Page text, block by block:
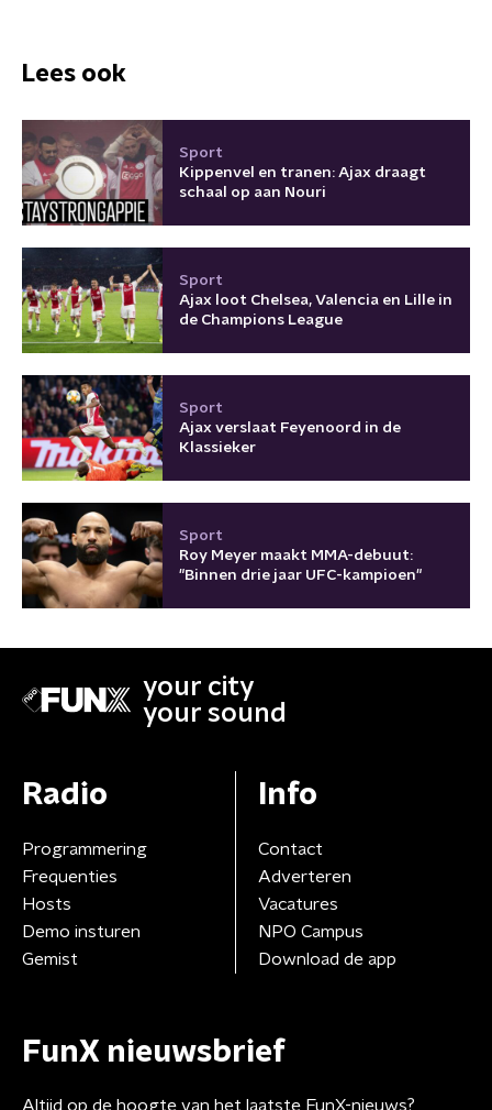
Lees ook
Sport
Kippenvel en tranen: Ajax draagt
schaal op aan Nouri
Sport
Ajax loot Chelsea, Valencia en Lille in
de Champions League
Sport
Ajax verslaat Feyenoord in de
Klassieker
Sport
Roy Meyer maakt MMA-debuut:
"Binnen drie jaar UFC-kampioen"
your city
your sound
Radio
Programmering
Frequenties
Hosts
Demo insturen
Gemist
Info
Contact
Adverteren
Vacatures
NPO Campus
Download de app
FunX nieuwsbrief
Altijd op de hoogte van het laatste FunX-nieuws?